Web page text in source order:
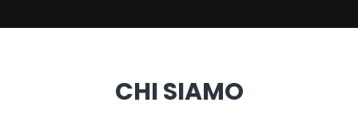
CHI SIAMO